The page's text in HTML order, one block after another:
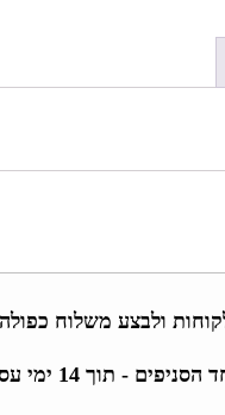
ולבצע משלוח כפולה
ניתן להחליף